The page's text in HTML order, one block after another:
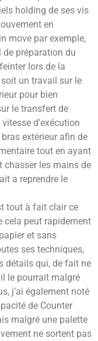
holding de ses vis
en
move par exemple,
préparation du
lors de la
un travail sur le
pour bien
le transfert de
d’exécution
extérieur afin de
tout en ayant
les mains de
a reprendre le
tout à fait clair ce
cela peut rapidement
et sans
ses techniques,
détails qui, de fait ne
le pourrait malgré
j’ai également noté
de Counter
malgré une palette
ne sortent pas